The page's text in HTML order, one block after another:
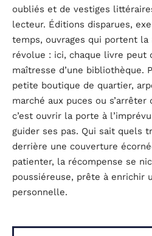
oubliés et de vestiges
lecteur. Éditions disparues,
temps, ouvrages qui portent la
révolue : ici, chaque livre peut
maîtresse d’une bibliothèque.
petite boutique de quartier,
marché aux puces ou
c’est ouvrir la porte à
guider ses pas. Qui sait quels
derrière une couverture
patienter, la récompense se
poussiéreuse, prête à enrichir
personnelle.